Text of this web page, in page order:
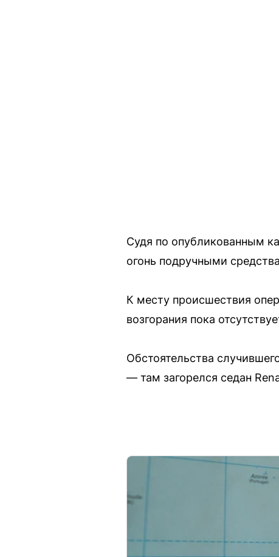
Судя по опубликованным
огонь подручными
К месту происшествия
возгорания пока
Обстоятельства
— там загорелся седан